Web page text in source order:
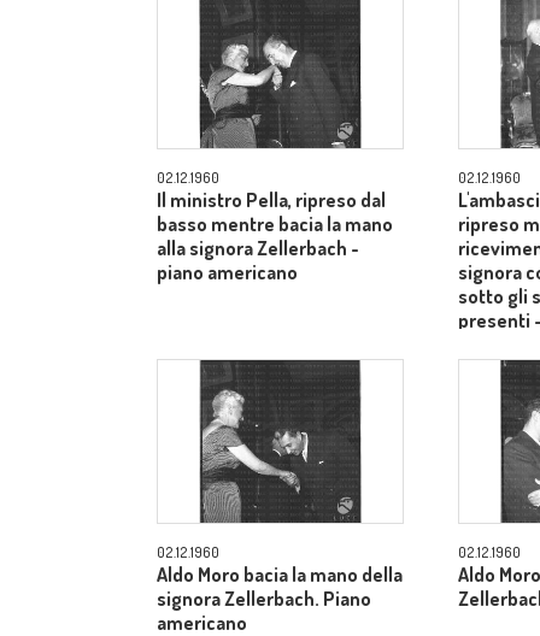
02.12.1960
Il ministro Pella, ripreso dal
basso mentre bacia la mano
alla signora Zellerbach -
piano americano
02.12.1960
ripreso
signora
sotto gli
presenti
02.12.1960
Aldo Moro bacia la mano della
signora Zellerbach. Piano
americano
02.12.1960
Aldo